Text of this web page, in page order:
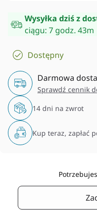
Wysyłka dziś z
ciągu: 7 godz. 43m
Dostępny
Darmowa
Sprawdź cennik
14 dni na zwrot
Kup teraz, zapłać